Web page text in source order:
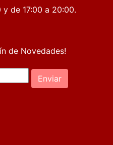
y de 17:00 a 20:00.
de Novedades!
Enviar